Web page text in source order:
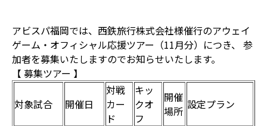
アビスパ福岡では、西鉄旅行株式会社様催行のアウェイ
ゲーム・オフィシャル応援ツアー（11月分）につき、 参
加者を募集いたしますのでお知らせいたします。
【 募集ツアー 】
対象試合 開催日
対戦
カー
ド
キッ
クオ
フ
開催
場所 設定プラン